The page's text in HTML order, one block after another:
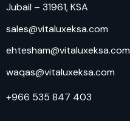
Jubail – 31961, KSA
sales@vitaluxeksa.com
ehtesham@vitaluxeksa.com
waqas@vitaluxeksa.com
+966 535 847 403